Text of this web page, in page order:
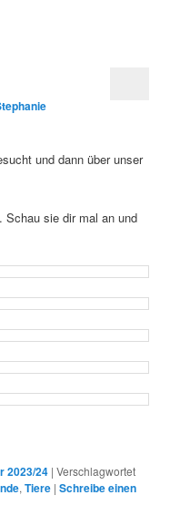
und dann über unser
Schau sie dir mal an und
2023/24 |Verschlagwortet
,Tiere |Schreibe einen